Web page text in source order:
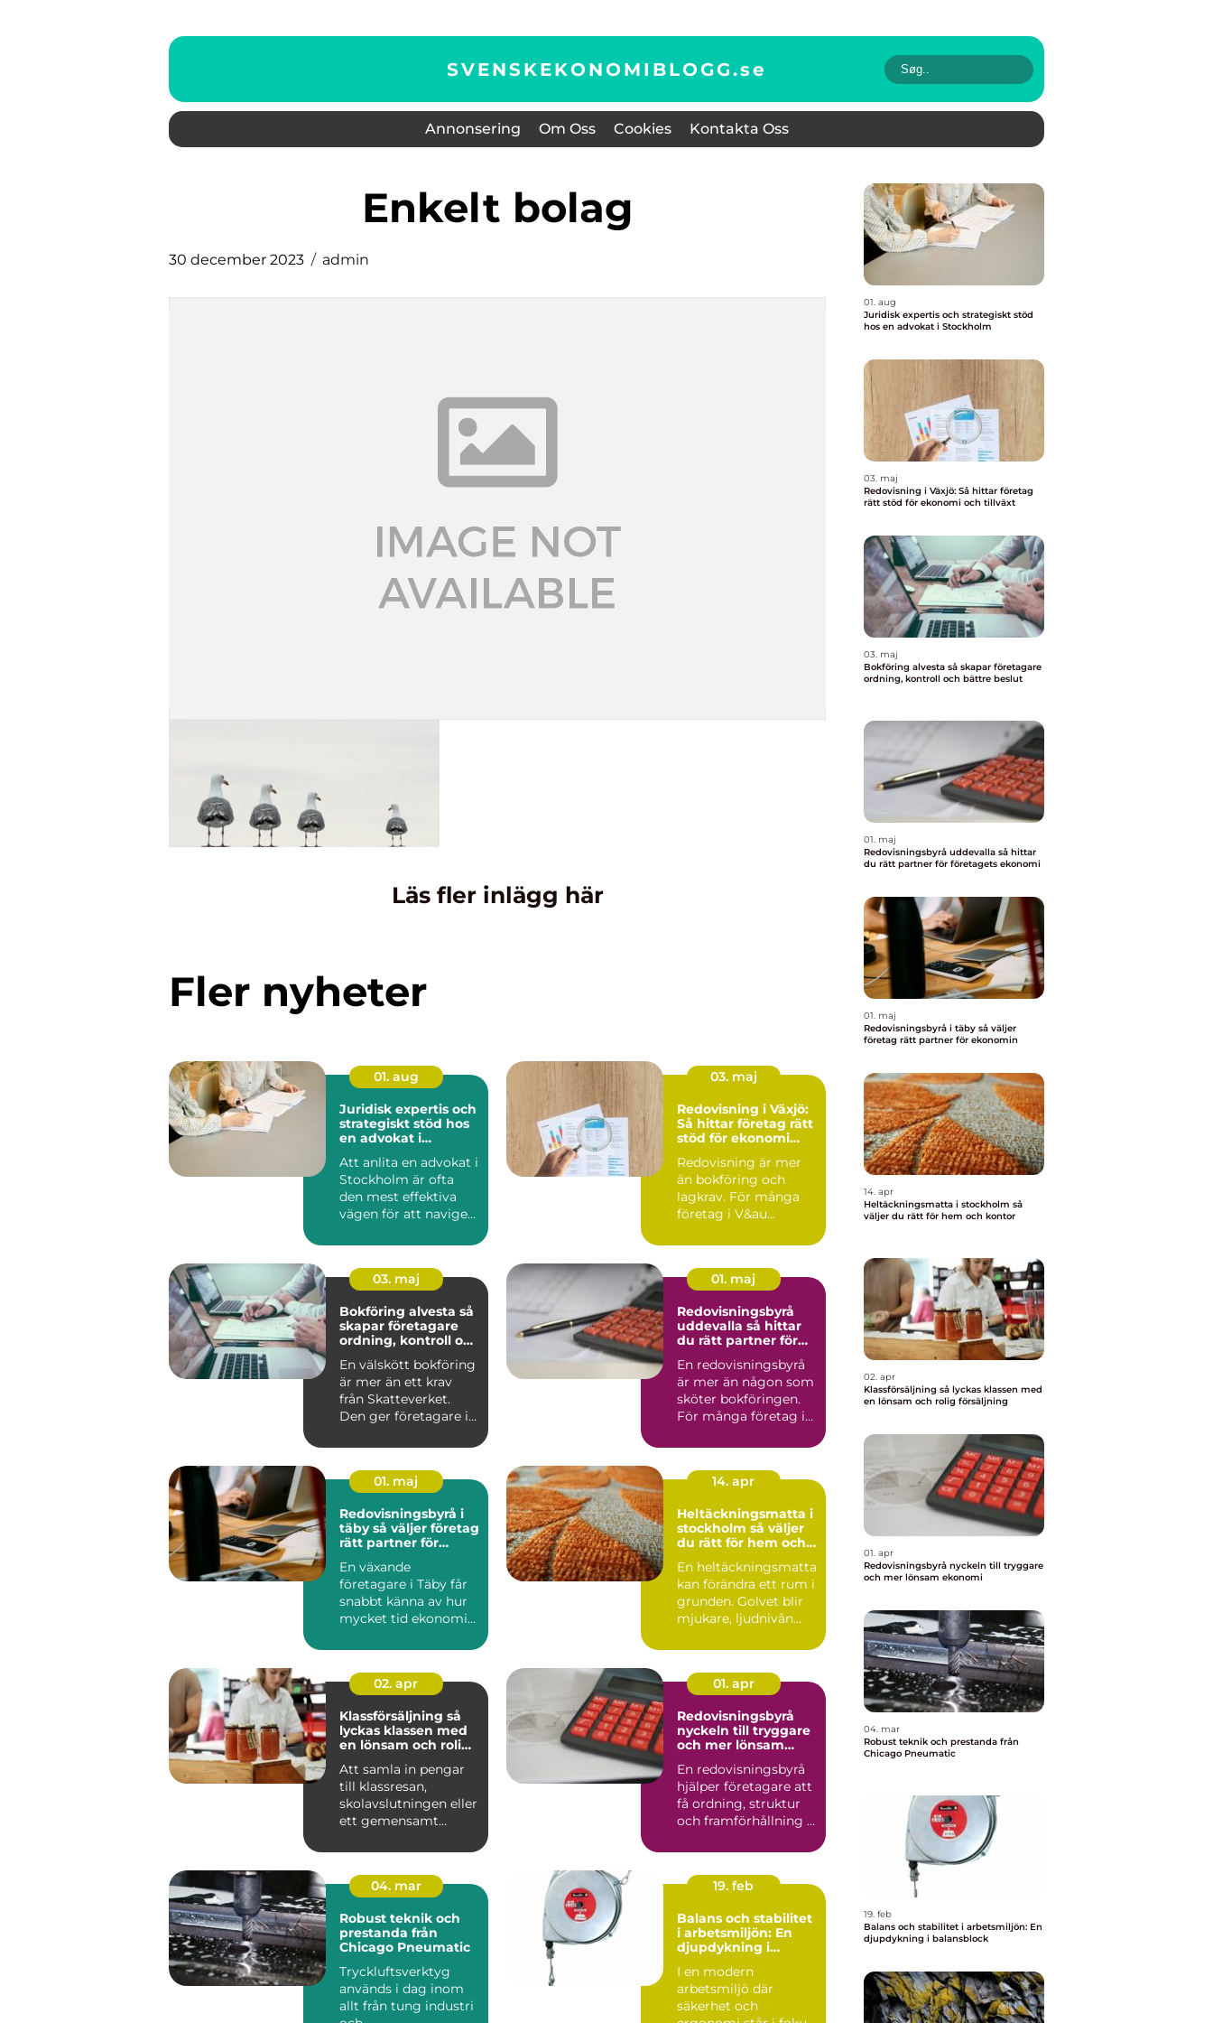
SVENSKEKONOMIBLOGG.se
Annonsering Om Oss Cookies Kontakta Oss
enkelt bolag
30 december 2023 admin
Läs fler inlägg här
Fler nyheter
01. aug
Juridisk expertis och
strategiskt stöd hos
en advokat i
Att anlita en advokat i
Stockholm är ofta
den mest effektiva
vägen för att navigera
03. maj
Redovisning i Växjö:
Så hittar företag rätt
stöd för ekonomi
Redovisning är mer
än bokföring och
lagkrav. För många
företag i V&au...
03. maj
Bokföring alvesta så
skapar företagare
ordning, kontroll och
En välskött bokföring
är mer än ett krav
från Skatteverket.
Den ger företagare i
01. maj
Redovisningsbyrå
uddevalla så hittar
du rätt partner för
En redovisningsbyrå
är mer än någon som
sköter bokföringen.
För många företag i
01. maj
Redovisningsbyrå i
täby så väljer företag
rätt partner för
En växande
företagare i Täby får
snabbt känna av hur
mycket tid ekonomin
löpande red...
14. apr
Heltäckningsmatta i
stockholm så väljer
du rätt för hem och
En heltäckningsmatta
kan förändra ett rum i
grunden. Golvet blir
mjukare, ljudnivån
02. apr
Klassförsäljning så
lyckas klassen med
en lönsam och rolig
Att samla in pengar
till klassresan,
skolavslutningen eller
ett gemensamt
natu...
01. apr
Redovisningsbyrå
nyckeln till tryggare
och mer lönsam
En redovisningsbyrå
hjälper företagare att
få ordning, struktur
och framförhållning i
04. mar
Robust teknik och
prestanda från
Chicago Pneumatic
Tryckluftsverktyg
används i dag inom
allt från tung industri
19. feb
Balans och stabilitet
i arbetsmiljön: En
djupdykning i
I en modern
arbetsmiljö där
säkerhet och
01. aug
Juridisk expertis och strategiskt stöd
hos en advokat i Stockholm
03. maj
Redovisning i Växjö: Så hittar företag
rätt stöd för ekonomi och tillväxt
03. maj
Bokföring alvesta så skapar företagare
ordning, kontroll och bättre beslut
01. maj
Redovisningsbyrå uddevalla så hittar
du rätt partner för företagets ekonomi
01. maj
Redovisningsbyrå i täby så väljer
företag rätt partner för ekonomin
14. apr
Heltäckningsmatta i stockholm så
väljer du rätt för hem och kontor
02. apr
Klassförsäljning så lyckas klassen med
en lönsam och rolig försäljning
01. apr
Redovisningsbyrå nyckeln till tryggare
och mer lönsam ekonomi
04. mar
Robust teknik och prestanda från
Chicago Pneumatic
19. feb
Balans och stabilitet i arbetsmiljön: En
djupdykning i balansblock